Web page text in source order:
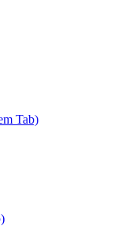
Tab)